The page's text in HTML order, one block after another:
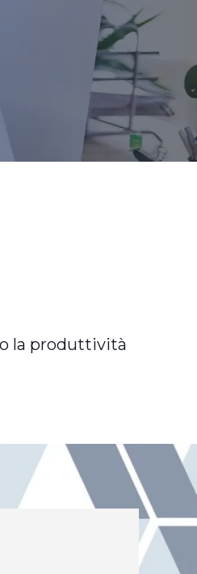
la produttività